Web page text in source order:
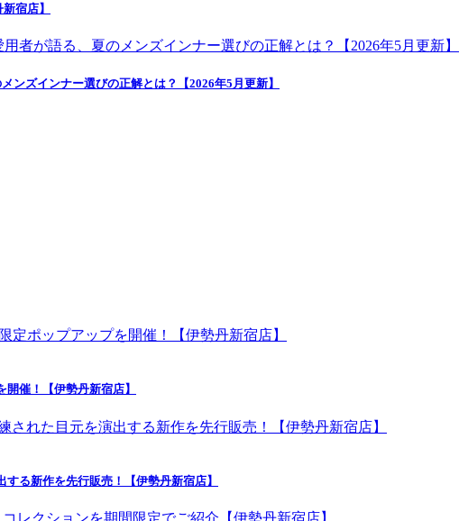
宿店】
ンズインナー選びの正解とは？【2026年5月更新】
催！【伊勢丹新宿店】
る新作を先行販売！【伊勢丹新宿店】